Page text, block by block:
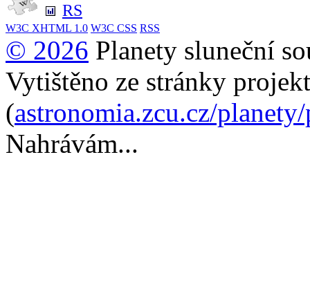
RS
W3C XHTML 1.0 W3C CSS RSS
© 2026 Planety sluneční
Vytištěno ze stránky
(astronomia.zcu.cz/
Nahrávám...